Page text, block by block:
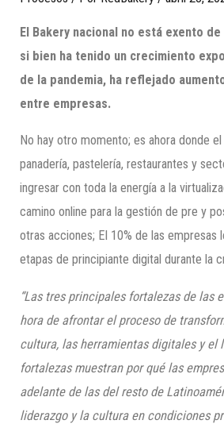
El Bakery nacional no está exento
si bien ha tenido un crecimiento
de la pandemia, ha reflejado
entre empresas.
No hay otro momento; es ahora donde
panadería, pastelería, restaurantes y
ingresar con toda la energía a la
camino online para la gestión de pre y
otras acciones; El 10% de las empresas
etapas de principiante digital durante la
“Las tres principales fortalezas de las
hora de afrontar el proceso de
cultura, las herramientas digitales y el
fortalezas muestran por quélas
adelante de las del resto de
liderazgo y la cultura en condiciones